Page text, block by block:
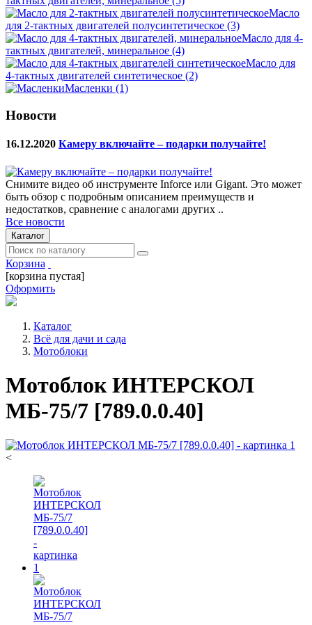
Масло
для 2-тактных двигателей полусинтетическое (3)
Масло для 4-
тактных двигателей, минеральное (4)
Масло для
4-тактных двигателей синтетическое (2)
Масленки (1)
Новости
16.12.2020 Камеру включайте – подарки получайте!
Снимите видео об инструменте Inforce или Gigant. Это может
быть обзор с подробным описанием преимуществ и
недостатков, сравнение с аналогами других ..
Все новости
Каталог
Корзина
[корзина пустая]
Оформить
Каталог
Всё для дачи и сада
Мотоблоки
Мотоблок ИНТЕРСКОЛ
МБ-75/7 [789.0.0.40]
<